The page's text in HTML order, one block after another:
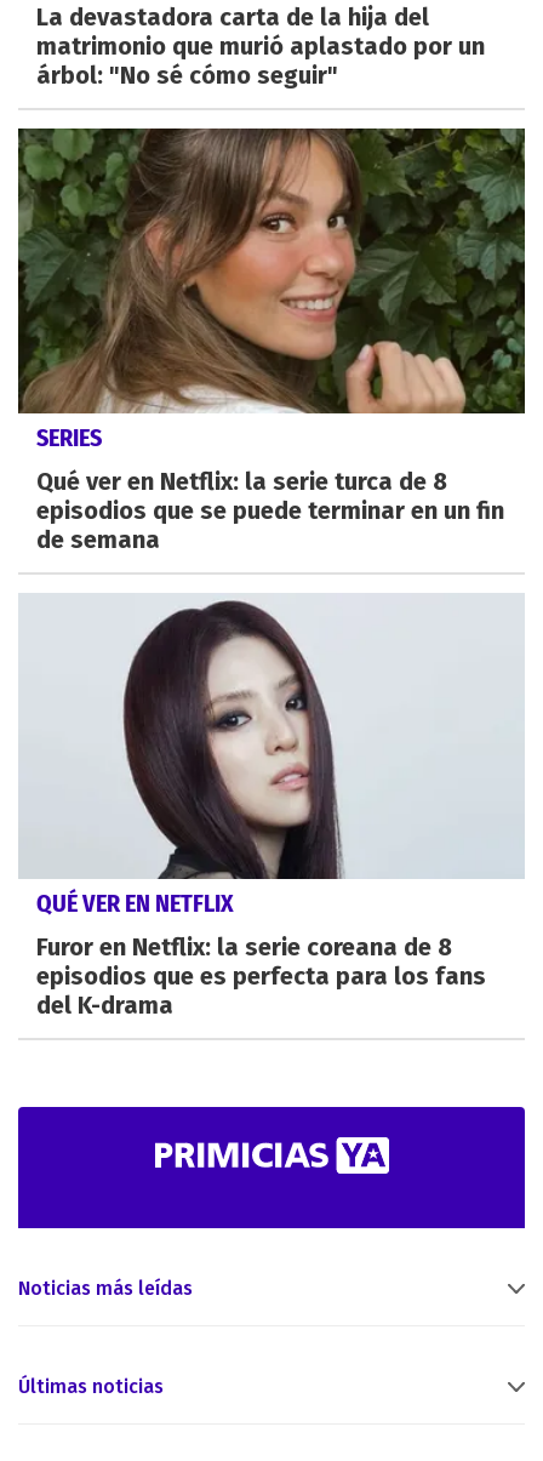
La devastadora carta de la hija del
matrimonio que murió aplastado por un
árbol: "No sé cómo seguir"
SERIES
Qué ver en Netflix: la serie turca de 8
episodios que se puede terminar en un fin
de semana
QUÉ VER EN NETFLIX
Furor en Netflix: la serie coreana de 8
episodios que es perfecta para los fans
del K-drama
Noticias más leídas
Últimas noticias